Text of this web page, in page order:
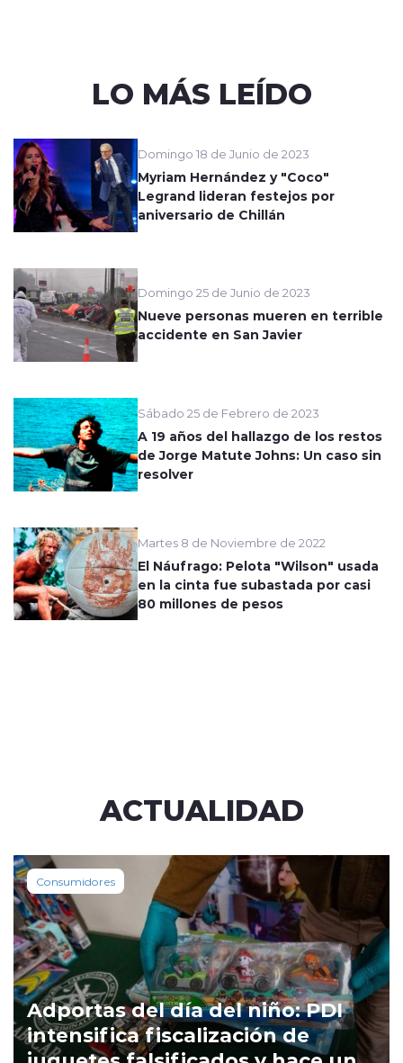
LO MÁS LEÍDO
Domingo 18 de Junio de 2023
Myriam Hernández y "Coco"
Legrand lideran festejos por
aniversario de Chillán
Domingo 25 de Junio de 2023
Nueve personas mueren en terrible
accidente en San Javier
Sábado 25 de Febrero de 2023
A 19 años del hallazgo de los restos
de Jorge Matute Johns: Un caso sin
resolver
Martes 8 de Noviembre de 2022
El Náufrago: Pelota "Wilson" usada
en la cinta fue subastada por casi
80 millones de pesos
ACTUALIDAD
Consumidores
Adportas del día del niño: PDI
intensifica fiscalización de